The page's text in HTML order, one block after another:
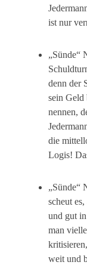
ist nur
„Sünde“
denn der
sein Geld
nennen,
die
Logis!
„Sünde“
scheut
und gut
man
weit und